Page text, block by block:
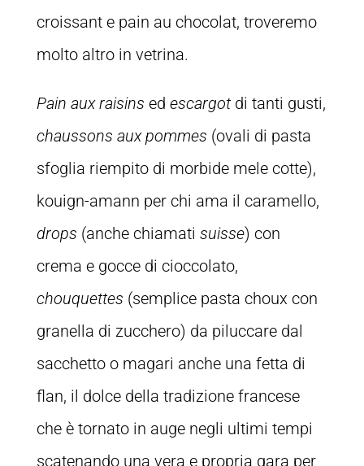
croissant e pain au chocolat, troveremo
molto altro in vetrina.
Pain aux raisins ed escargotdi tanti gusti,
chaussons aux pommes (ovali di pasta
sfoglia riempito di morbide mele cotte),
kouign-amann per chi ama il caramello,
drops (anche chiamati suisse) con
crema e gocce di cioccolato,
chouquettes (semplice pasta choux con
granella di zucchero) da piluccare dal
sacchetto o magari anche una fetta di
flan, il dolce della tradizione francese
che è tornato in auge negli ultimi tempi
scatenando una vera e propria gara per